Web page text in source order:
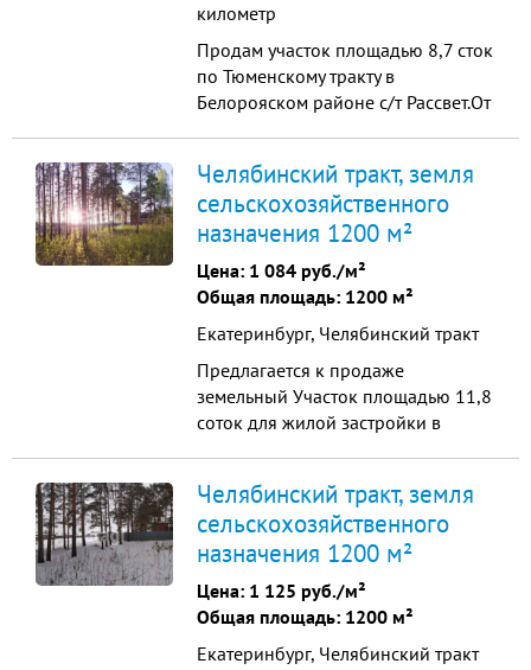
километр
Продам участок площадью 8,7 сток
по Тюменскому тракту в
Белорояском районе с/т Рассвет.От
назначения для коллективного
садоводства.На участке стоит
дом,сарай теплица,под
восстановление или снос и можно
построить что хотите именно
вы.Земля н...
Челябинский тракт, земля
сельскохозяйственного
назначения 1200 м²
Цена: 1 084 руб./м²
Общая площадь: 1200 м²
Екатеринбург, Челябинский тракт
Предлагается к продаже
земельный Участок площадью 11,8
соток для жилой застройки в
соснового бора, в активно
застраивающейся д.Шайдурово
Сысертского района.
Коммуникации: - обустроена
дорога к участку; -
электроснабжение 220/380В; -
имеется возм...
Челябинский тракт, земля
сельскохозяйственного
назначения 1200 м²
Цена: 1 125 руб./м²
Общая площадь: 1200 м²
Екатеринбург, Челябинский тракт